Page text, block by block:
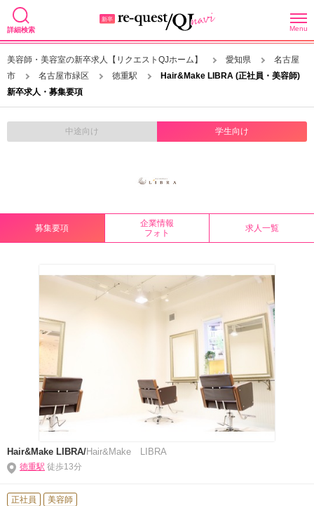
詳細検索 Menu
美容師・美容室の新卒求人【リクエストQJホーム】 愛知県
名古屋
市
名古屋市緑区 徳重駅
Hair&Make LIBRA (正社員・美容師)
新卒求人・募集要項
中途向け 学生向け
募集要項
企業情報
フォト
求人一覧
Hair&Make LIBRA/Hair&Make LIBRA
徳重駅 徒歩13分
正社員 美容師